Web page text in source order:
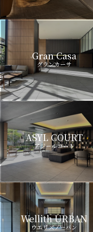
Gran Casa
グランカーサ
ASYL COURT
アジールコート
Wellith URBAN
ウエリスアーバン